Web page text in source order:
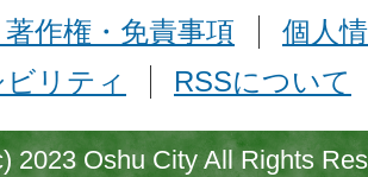
作権・免責事項
個人
リティ
RSSについて
2023 Oshu City All Rights